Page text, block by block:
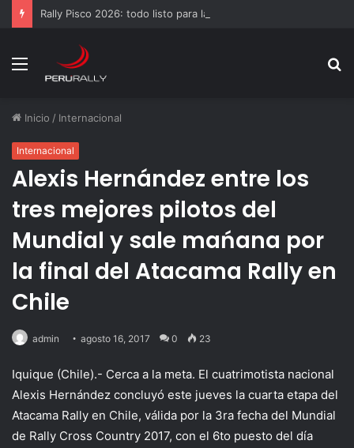
Rally Pisco 2026: todo listo para la gran final del RallyACP
Menú
Inicio / Internacional
Internacional
Alexis Hernández entre los
tres mejores pilotos del
Mundial y sale mańana por
la final del Atacama Rally en
Chile
admin agosto 16, 2017 0 23
Iquique (Chile).- Cerca a la meta. El cuatrimotista nacional
Alexis Hernández concluyó este jueves la cuarta etapa del
Atacama Rally en Chile, válida por la 3ra fecha del Mundial
de Rally Cross Country 2017, con el 6to puesto del día